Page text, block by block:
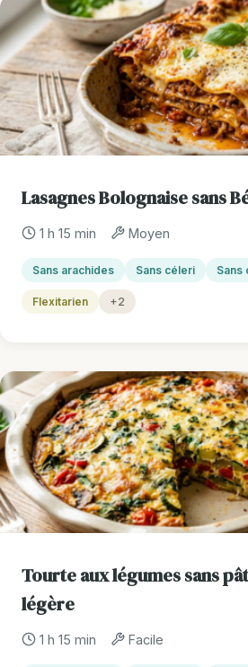
Lasagnes Bolognaise sans
1 h 15 min Moyen
Sans arachides Sans céleri Sans
Flexitarien +2
Tourte aux légumes sans
légère
1 h 15 min Facile